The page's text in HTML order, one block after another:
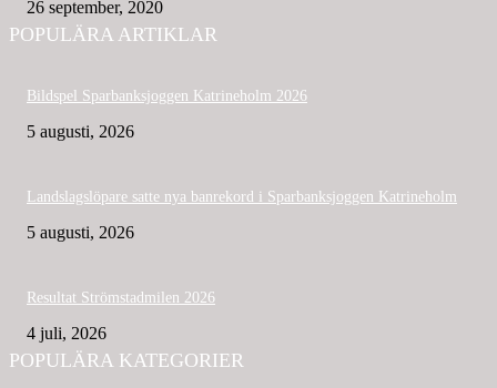
26 september, 2020
POPULÄRA ARTIKLAR
Bildspel Sparbanksjoggen Katrineholm 2026
5 augusti, 2026
Landslagslöpare satte nya banrekord i Sparbanksjoggen Katrineholm
5 augusti, 2026
Resultat Strömstadmilen 2026
4 juli, 2026
POPULÄRA KATEGORIER